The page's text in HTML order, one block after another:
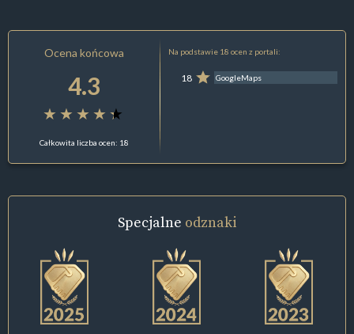
Ocena końcowa
4.3
Całkowita liczba ocen: 18
Na podstawie 18 ocen z portali:
18 GoogleMaps
Specjalne odznaki